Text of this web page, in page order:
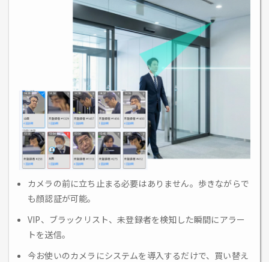
カメラの前に立ち止まる必要はありません。歩きながらで
も顔認証が可能。
VIP、ブラックリスト、未登録者を検知した瞬間にアラー
トを送信。
今お使いのカメラにシステムを導入するだけで、買い替え